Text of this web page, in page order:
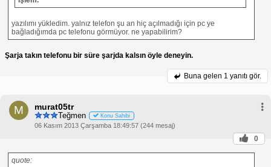
yazılımı yükledim. yalnız telefon şu an hiç açılmadığı için pc ye
bağladığımda pc telefonu görmüyor. ne yapabilirim?
Şarja takın telefonu bir süre şarjda kalsın öyle deneyin.
Buna gelen 1 yanıtı gör.
M murat05tr
Teğmen Konu Sahibi
06 Kasım 2013 Çarşamba 18:49:57 (244 mesaj)
0
quote: